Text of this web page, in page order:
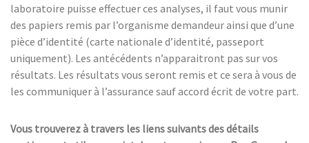
laboratoire puisse effectuer ces analyses, il faut vous munir
des papiers remis par l’organisme demandeur ainsi que d’une
pièce d’identité (carte nationale d’identité, passeport
uniquement). Les antécédents n’apparaitront pas sur vos
résultats. Les résultats vous seront remis et ce sera à vous de
les communiquer à l’assurance sauf accord écrit de votre part.
Vous trouverez à travers les liens suivants des détails